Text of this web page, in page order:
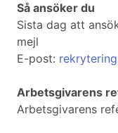
Så ansöker du
Sista dag att
mejl
E-post:
Arbetsgivarens
Arbetsgivarens